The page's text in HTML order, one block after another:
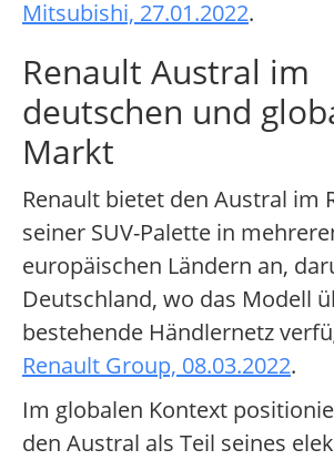
Mitsubishi, 27.01.2022.
Renault Austral im
deutschen und
Markt
Renault bietet den Austral im
seiner SUV-Palette in
europäischen Ländern an,
Deutschland, wo das Modell
bestehende Händlernetz
Renault Group, 08.03.2022.
Im globalen Kontext
den Austral als Teil seines